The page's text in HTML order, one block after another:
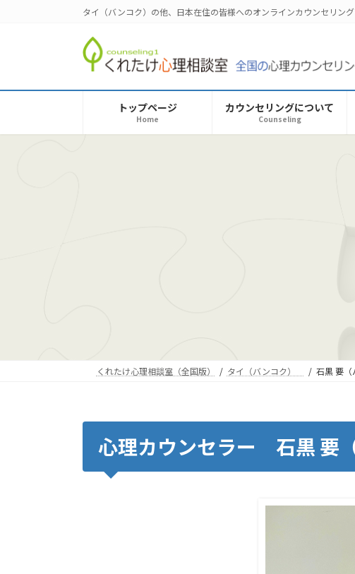
へ
ョ
タイ（バンコク）の他、日本在住の皆様へのオンラインカウンセリング
トップページ
Home
カウンセリングについて
Counseling
くれたけ心理相談室（全国版） タイ（バンコク） 石黒 要
心理カウンセラー 石黒 要